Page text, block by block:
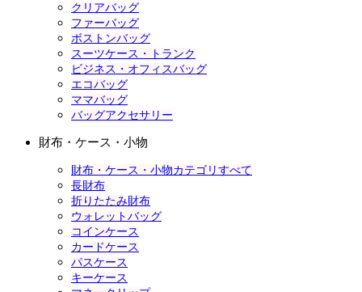
クリアバッグ
ファーバッグ
ボストンバッグ
スーツケース・トランク
ビジネス・オフィスバッグ
エコバッグ
ママバッグ
バッグアクセサリー
財布・ケース・小物
財布・ケース・小物カテゴリすべて
長財布
折りたたみ財布
ウォレットバッグ
コインケース
カードケース
パスケース
キーケース